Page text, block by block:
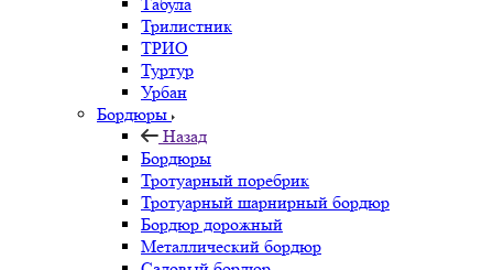
Трилистник
ТРИО
Туртур
Урбан
Бордюры
Назад
Бордюры
Тротуарный поребрик
Тротуарный шарнирный бордюр
Бордюр дорожный
Металлический бордюр